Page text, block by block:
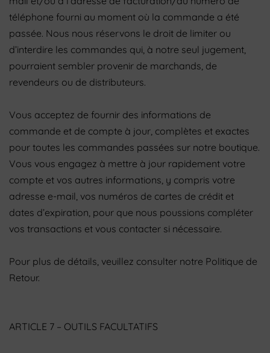
téléphone fourni au moment où la commande a été
passée. Nous nous réservons le droit de limiter ou
d’interdire les commandes qui, à notre seul jugement,
pourraient sembler provenir de marchands, de
revendeurs ou de distributeurs.
Vous acceptez de fournir des informations de
commande et de compte à jour, complètes et exactes
pour toutes les commandes passées sur notre boutique.
Vous vous engagez à mettre à jour rapidement votre
compte et vos autres informations, y compris votre
adresse e-mail, vos numéros de cartes de crédit et
dates d’expiration, pour que nous poussions compléter
vos transactions et vous contacter si nécessaire.
Pour plus de détails, veuillez consulter notre Politique de
Retour.
ARTICLE 7 – OUTILS FACULTATIFS